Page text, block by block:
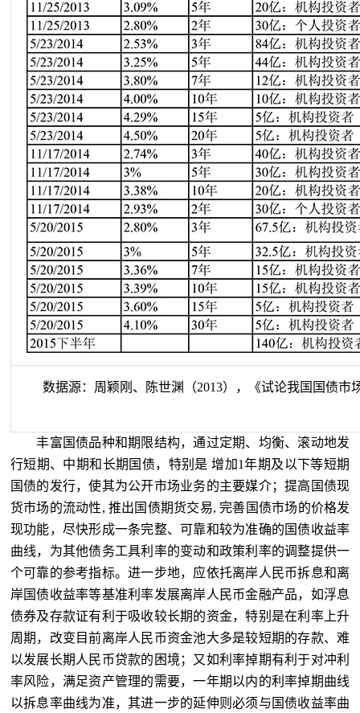
数据源：周颖刚、陈世渊（2013），《试论我国国债市
丰富国债品种和期限结构，通过定期、均衡、滚动地发
行短期、中期和长期国债，特别是 增加1年期及以下等短期
国债的发行，使其为公开市场业务的主要媒介；提高国债现
货市场的流动性, 推出国债期货交易, 完善国债市场的价格发
现功能，尽快形成一条完整、可靠和较为准确的国债收益率
曲线，为其他债务工具利率的变动和政策利率的调整提供一
个可靠的参考指标。进一步地，应依托离岸人民币拆息和离
岸国债收益率等基准利率发展离岸人民币金融产品，如浮息
债券及存款证有利于吸收较长期的资金，特别是在利率上升
周期，改变目前离岸人民币资金池大多是较短期的存款、难
以发展长期人民币贷款的困境；又如利率掉期有利于对冲利
率风险，满足资产管理的需要，一年期以内的利率掉期曲线
以拆息率曲线为准，其进一步的延伸则必须与国债收益率曲